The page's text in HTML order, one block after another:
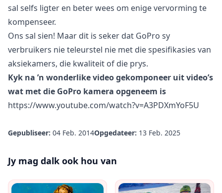
sal selfs ligter en beter wees om enige vervorming te
kompenseer.
Ons sal sien! Maar dit is seker dat GoPro sy
verbruikers nie teleurstel nie met die spesifikasies van
aksiekamers, die kwaliteit of die prys.
Kyk na ’n wonderlike video gekomponeer uit video’s
wat met die GoPro kamera opgeneem is
https://www.youtube.com/watch?v=A3PDXmYoF5U
Gepubliseer: 04 Feb. 2014Opgedateer: 13 Feb. 2025
Jy mag dalk ook hou van